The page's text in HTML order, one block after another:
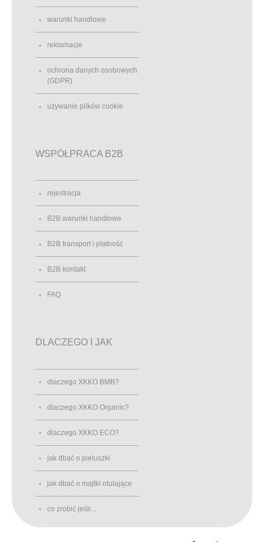
warunki handlowe
reklamacje
ochrona danych osobowych
(GDPR)
używanie plików cookie
WSPÓŁPRACA B2B
rejestracja
B2B warunki handlowe
B2B transport i płatność
B2B kontakt
FAQ
DLACZEGO I JAK
dlaczego XKKO BMB?
dlaczego XKKO Organic?
dlaczego XKKO ECO?
jak dbać o pieluszki
jak dbać o majtki otulające
co zrobić jeśli...